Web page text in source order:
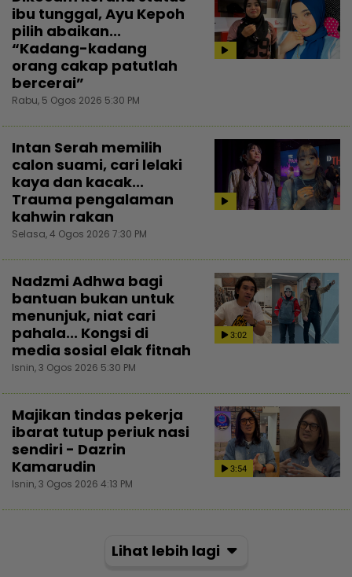
ibu tunggal, Ayu Kepoh
pilih abaikan...
“Kadang-kadang
orang cakap patutlah
bercerai”
Rabu, 5 Ogos 2026 5:30 PM
Intan Serah memilih
calon suami, cari lelaki
kaya dan kacak...
Trauma pengalaman
kahwin rakan
Selasa, 4 Ogos 2026 7:30 PM
3:02
Nadzmi Adhwa bagi
bantuan bukan untuk
menunjuk, niat cari
pahala... Kongsi di
media sosial elak fitnah
Isnin, 3 Ogos 2026 5:30 PM
3:54
Majikan tindas pekerja
ibarat tutup periuk nasi
sendiri - Dazrin
Kamarudin
Isnin, 3 Ogos 2026 4:13 PM
Lihat lebih lagi